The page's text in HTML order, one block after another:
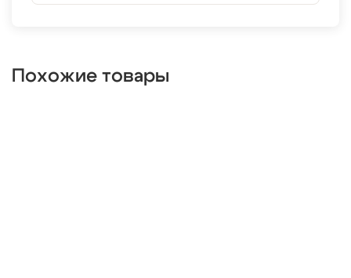
Похожие товары